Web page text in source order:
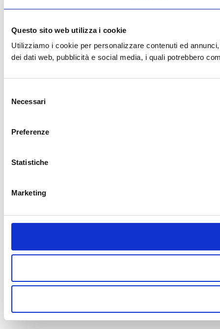
Questo sito web utilizza i cookie
Utilizziamo i cookie per personalizzare contenuti ed
dei dati web, pubblicità e social media, i quali potrebbero
delNecessari
Preferenze
Statistiche
Marketing